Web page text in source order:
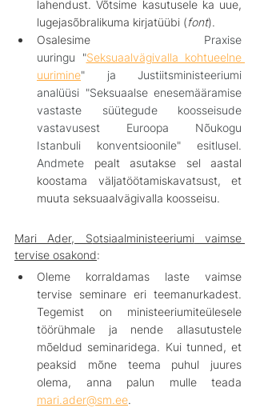
lahendust. Võtsime kasutusele ka uue,
lugejasõbralikuma kirjatüübi (font).
Osalesime Praxise
uuringu "Seksuaalvägivalla kohtueelne
uurimine" ja Justiitsministeeriumi
analüüsi "Seksuaalse enesemääramise
vastaste süütegude koosseisude
vastavusest Euroopa Nõukogu
Istanbuli konventsioonile" esitlusel.
Andmete pealt asutakse sel aastal
koostama väljatöötamiskavatsust, et
muuta seksuaalvägivalla koosseisu.
Mari Ader, Sotsiaalministeeriumi vaimse
tervise osakond:
Oleme korraldamas laste vaimse
tervise seminare eri teemanurkadest.
Tegemist on ministeeriumiteülesele
töörühmale ja nende allasutustele
mõeldud seminaridega. Kui tunned, et
peaksid mõne teema puhul juures
mari.ader@sm.ee.